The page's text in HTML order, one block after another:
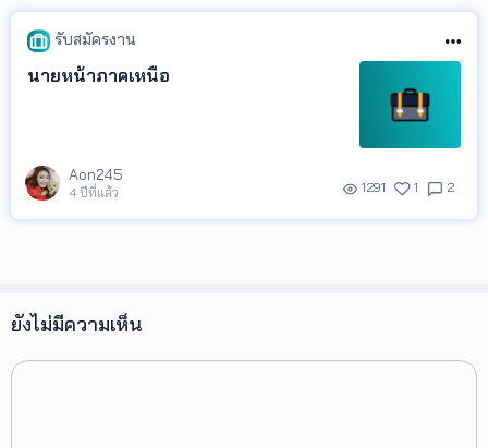
รับสมัครงาน
นายหน้าภาคเหนือ
Aon245
4 ปีที่แล้ว 1291 1 2
ยังไม่มีความเห็น